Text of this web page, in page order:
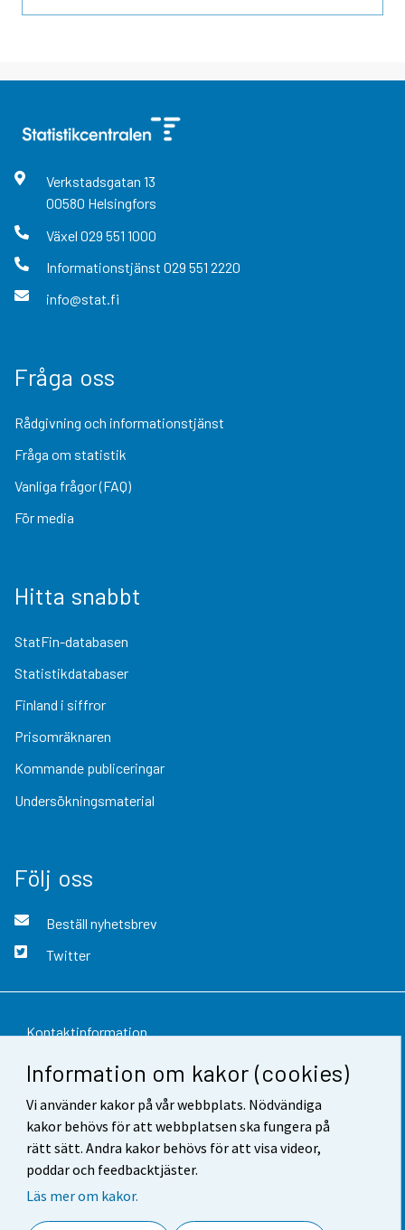
Information om kakor (cookies)
Vi använder kakor på vår webbplats. Nödvändiga
kakor behövs för att webbplatsen ska fungera på
rätt sätt. Andra kakor behövs för att visa videor,
poddar och feedbacktjäster.
Läs mer om kakor.
Verkstadsgatan 13
00580 Helsingfors
Växel 029 551 1000
Informationstjänst 029 551 2220
info@stat.fi
Fråga oss
Rådgivning och informationstjänst
Fråga om statistik
Vanliga frågor (FAQ)
För media
Hitta snabbt
StatFin-databasen
Statistikdatabaser
Finland i siffror
Prisomräknaren
Kommande publiceringar
Undersökningsmaterial
Följ oss
Beställ nyhetsbrev
Twitter
Kontaktinformation
Respons
Användarvillkor
Dataskydd
Tillgänglighet